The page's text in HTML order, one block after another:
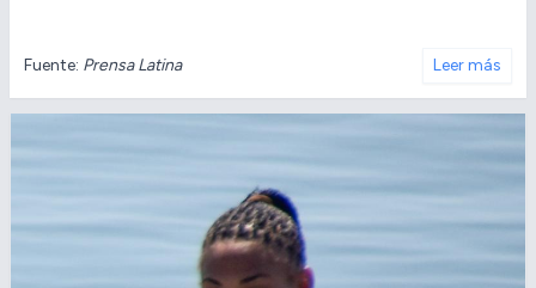
Fuente: Prensa Latina Leer más